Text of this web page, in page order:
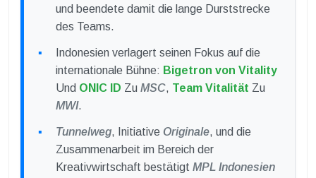
und beendete damit die lange Durststrecke
des Teams.
Indonesien verlagert seinen Fokus auf die
internationale Bühne: Bigetron von Vitality
Und ONIC ID Zu MSC, Team Vitalität Zu
MWI.
Tunnelweg, Initiative Originale, und die
Zusammenarbeit im Bereich der
Kreativwirtschaft bestätigt MPL Indonesien